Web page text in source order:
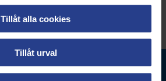
Tillåt alla cookies
Tillåt urval